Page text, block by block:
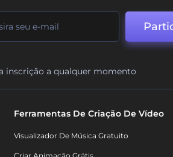
inscrição a qualquer momento
Ferramentas De Criação De Vídeo
Visualizador De Música Gratuito